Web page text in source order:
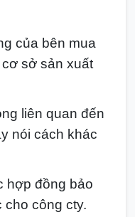
của bên mua
sở sản xuất
liên quan đến
nói cách khác
hợp đồng bảo
cho công cty.